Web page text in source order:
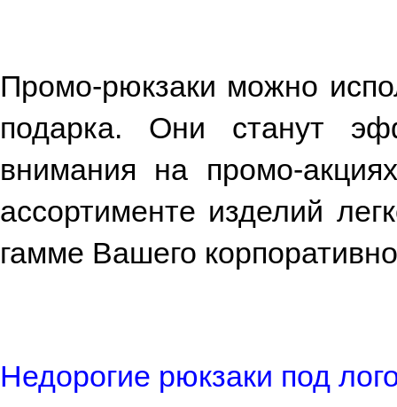
Промо-рюкзаки можно
подарка. Они станут
внимания на промо-
ассортименте изделий
гамме Вашего
Недорогие рюкзаки под